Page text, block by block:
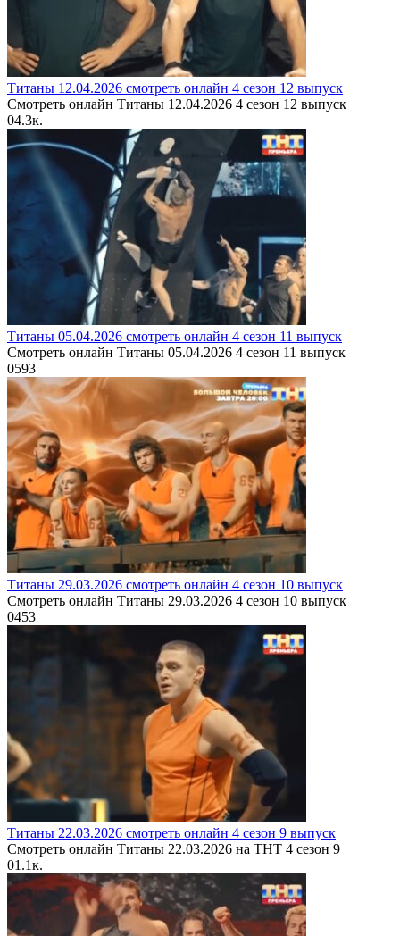
Титаны 12.04.2026 смотреть онлайн 4 сезон 12 выпуск
Смотреть онлайн Титаны 12.04.2026 4 сезон 12 выпуск
04.3к.
Титаны 05.04.2026 смотреть онлайн 4 сезон 11 выпуск
Смотреть онлайн Титаны 05.04.2026 4 сезон 11 выпуск
0593
Титаны 29.03.2026 смотреть онлайн 4 сезон 10 выпуск
Смотреть онлайн Титаны 29.03.2026 4 сезон 10 выпуск
0453
Титаны 22.03.2026 смотреть онлайн 4 сезон 9 выпуск
Смотреть онлайн Титаны 22.03.2026 на ТНТ 4 сезон 9
01.1к.